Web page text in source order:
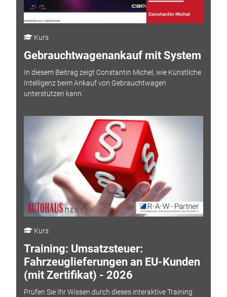
Kurs
Gebrauchtwagenankauf mit System
In diesem Beitrag zeigt Constantin Michel, wie Künstliche
Intelligenz beim Ankauf von Gebrauchtwagen
unterstützen kann.
Kurs
Training: Umsatzsteuer:
Fahrzeuglieferungen an EU-Kunden
(mit Zertifikat) - 2026
Prüfen Sie Ihr Wissen durch dieses interaktive Training